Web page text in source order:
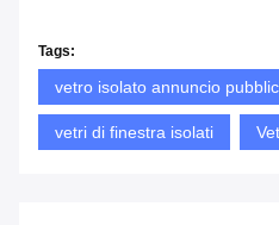
Tags:
vetro isolato annuncio
vetri di finestra isolati